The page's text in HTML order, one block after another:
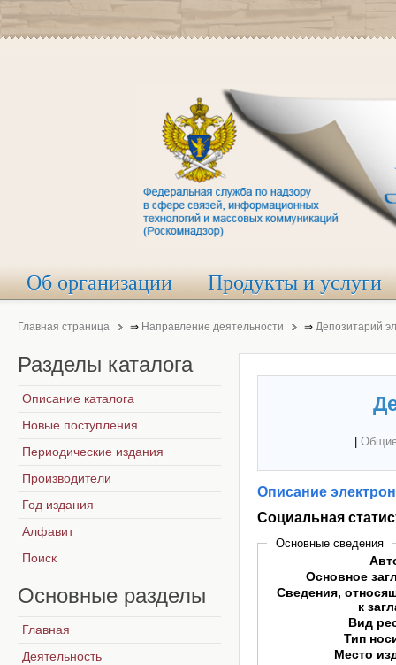
Об организации Продукты и услуги
Главная страница ⇒ Направление деятельности ⇒ Депозитарий
Описание
Социальная
Основные сведения
Основное
Сведения,
к
Вид
Тип
Место
Разделы каталога
Описание каталога
Новые поступления
Периодические издания
Производители
Год издания
Алфавит
Поиск
Основные разделы
Главная
Деятельность